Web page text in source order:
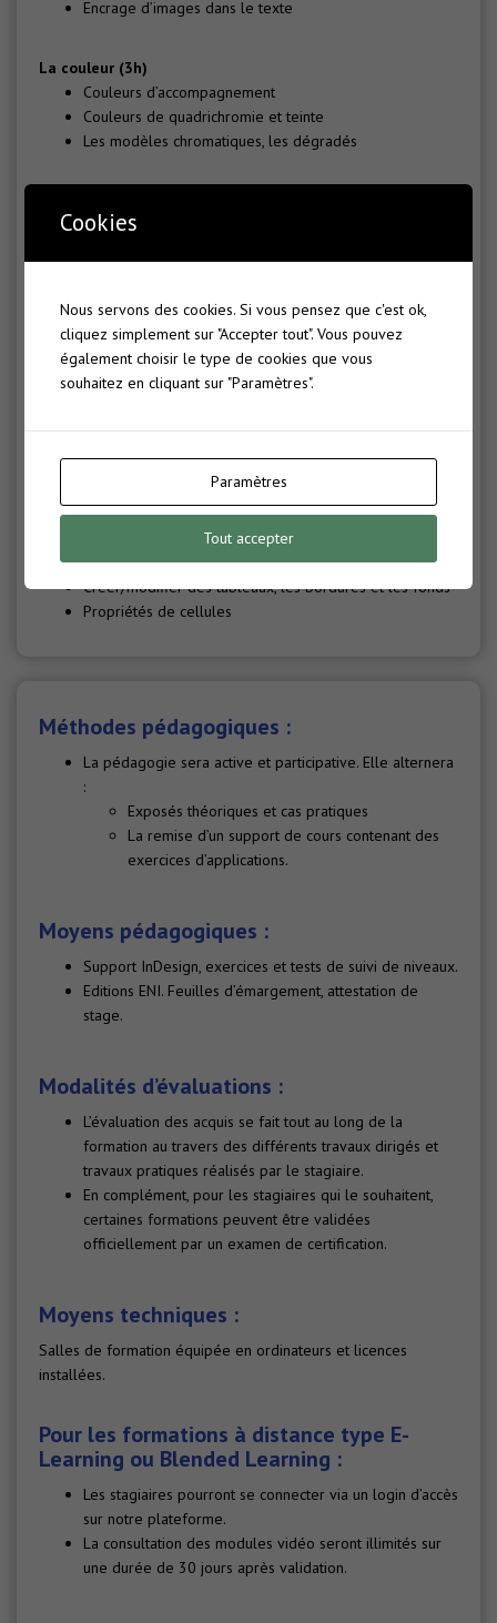
Encrage d’images dans le texte
La couleur (3h)
Couleurs d’accompagnement
Couleurs de quadrichromie et teinte
Les modèles chromatiques, les dégradés
Rotation du texte et des images
L’impression (3h)
Choix de l’imprimante, options de réglages impression
Les calques (3h)
Principe de fonctionnement et utilisation
Les tableaux (3h)
Créer/modifier des tableaux, les bordures et les fonds
Propriétés de cellules
Méthodes pédagogiques :
La pédagogie sera active et participative. Elle alternera
:
Exposés théoriques et cas pratiques
La remise d’un support de cours contenant des
exercices d’applications.
Moyens pédagogiques :
Support InDesign, exercices et tests de suivi de niveaux.
Editions ENI. Feuilles d’émargement, attestation de
stage.
Modalités d’évaluations :
L’évaluation des acquis se fait tout au long de la
formation au travers des différents travaux dirigés et
travaux pratiques réalisés par le stagiaire.
En complément, pour les stagiaires qui le souhaitent,
certaines formations peuvent être validées
officiellement par un examen de certification.
Moyens techniques :
Salles de formation équipée en ordinateurs et licences
installées.
Pour les formations à distance type E-
Learning ou Blended Learning :
Les stagiaires pourront se connecter via un login d’accès
sur notre plateforme.
La consultation des modules vidéo seront illimités sur
une durée de 30 jours après validation.
Cookies
Nous servons des cookies. Si vous pensez que c'est ok,
cliquez simplement sur "Accepter tout". Vous pouvez
également choisir le type de cookies que vous
souhaitez en cliquant sur "Paramètres".
Paramètres
Tout accepter